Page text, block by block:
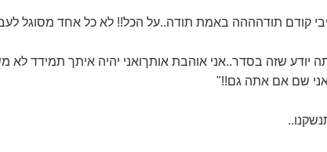
קודם תודהההה באמת תודה..על הכל!! לא כל אחד מסוגל
יודע שזה בסדר..אני אוהבת אותךואני יהיה איתך תמידד לא
שם אם אתה גם!!"